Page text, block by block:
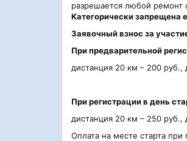
разрешается любой
Категорически запрещена
Заявочный взнос за
При предварительной
дистанция 20 км – 200 руб.,
При регистрации в день
дистанция 20 км – 250 руб.,
Оплата на месте старта